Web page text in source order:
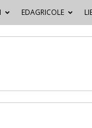
EDAGRICOLE